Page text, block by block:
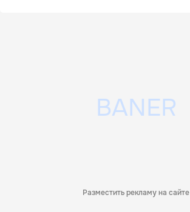
Разместить рекламу на сайте